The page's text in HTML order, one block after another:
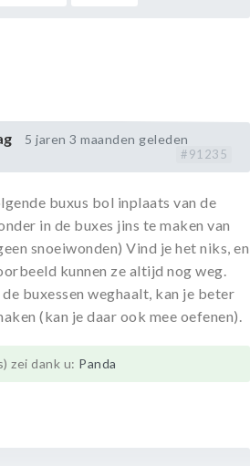
5 jaren 3 maanden geleden
#91235
buxus bol inplaats van de
in de buxes jins te maken van
snoeiwonden) Vind je het niks, en
kunnen ze altijd nog weg.
buxessen weghaalt, kan je beter
(kan je daar ook mee oefenen).
zei dank u: Panda